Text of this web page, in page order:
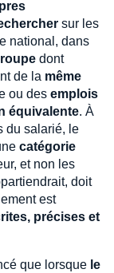
sur les
national, dans
dont
de la même
ou des emplois
équivalente. À
du salarié, le
catégorie
et non les
doit
est
précises et
que lorsque le